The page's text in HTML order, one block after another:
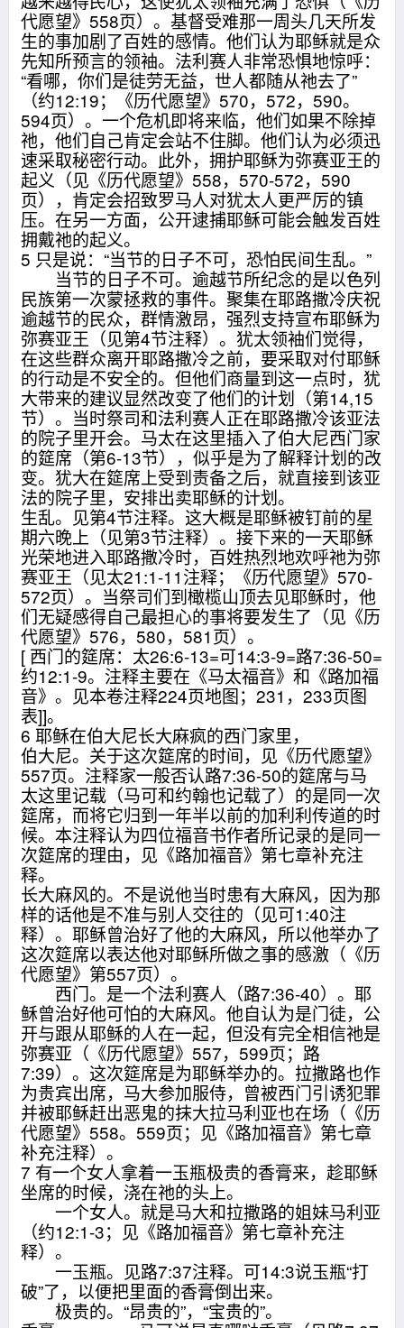
代愿望》558页）。基督受难那一周头几天所发
生的事加剧了百姓的感情。他们认为耶稣就是众
先知所预言的领袖。法利赛人非常恐惧地惊呼：
“看哪，你们是徒劳无益，世人都随从祂去了”
（约12:19；《历代愿望》570，572，590。
594页）。一个危机即将来临，他们如果不除掉
祂，他们自己肯定会站不住脚。他们认为必须迅
速采取秘密行动。此外，拥护耶稣为弥赛亚王的
起义（见《历代愿望》558，570-572，590
页），肯定会招致罗马人对犹太人更严厉的镇
压。在另一方面，公开逮捕耶稣可能会触发百姓
拥戴祂的起义。
5 只是说：“当节的日子不可，恐怕民间生乱。”
当节的日子不可。逾越节所纪念的是以色列
民族第一次蒙拯救的事件。聚集在耶路撒冷庆祝
逾越节的民众，群情激昂，强烈支持宣布耶稣为
弥赛亚王（见第4节注释）。犹太领袖们觉得，
在这些群众离开耶路撒冷之前，要采取对付耶稣
的行动是不安全的。但他们商量到这一点时，犹
大带来的建议显然改变了他们的计划（第14,15
节）。当时祭司和法利赛人正在耶路撒冷该亚法
的院子里开会。马太在这里插入了伯大尼西门家
的筵席（第6-13节），似乎是为了解释计划的改
变。犹大在筵席上受到责备之后，就直接到该亚
法的院子里，安排出卖耶稣的计划。
生乱。见第4节注释。这大概是耶稣被钉前的星
期六晚上（见第3节注释）。接下来的一天耶稣
光荣地进入耶路撒冷时，百姓热烈地欢呼祂为弥
赛亚王（见太21:1-11注释；《历代愿望》570-
572页）。当祭司们到橄榄山顶去见耶稣时，他
们无疑感得自己最担心的事将要发生了（见《历
代愿望》576，580，581页）。
[ 西门的筵席：太26:6-13=可14:3-9=路7:36-50=
约12:1-9。注释主要在《马太福音》和《路加福
音》。见本卷注释224页地图；231，233页图
表]]。
6 耶稣在伯大尼长大麻疯的西门家里，
伯大尼。关于这次筵席的时间，见《历代愿望》
557页。注释家一般否认路7:36-50的筵席与马
太这里记载（马可和约翰也记载了）的是同一次
筵席，而将它归到一年半以前的加利利传道的时
候。本注释认为四位福音书作者所记录的是同一
次筵席的理由，见《路加福音》第七章补充注
释。
长大麻风的。不是说他当时患有大麻风，因为那
样的话他是不准与别人交往的（见可1:40注
释）。耶稣曾治好了他的大麻风，所以他举办了
这次筵席以表达他对耶稣所做之事的感激（《历
代愿望》第557页）。
西门。是一个法利赛人（路7:36-40）。耶
稣曾治好他可怕的大麻风。他自认为是门徒，公
开与跟从耶稣的人在一起，但没有完全相信祂是
弥赛亚（《历代愿望》557，599页；路
7:39）。这次筵席是为耶稣举办的。拉撒路也作
为贵宾出席，马大参加服侍，曾被西门引诱犯罪
并被耶稣赶出恶鬼的抹大拉马利亚也在场（《历
代愿望》558。559页；见《路加福音》第七章
补充注释）。
7 有一个女人拿着一玉瓶极贵的香膏来，趁耶稣
坐席的时候，浇在祂的头上。
一个女人。就是马大和拉撒路的姐妹马利亚
（约12:1-3；见《路加福音》第七章补充注
释）。
一玉瓶。见路7:37注释。可14:3说玉瓶“打
破”了，以便把里面的香膏倒出来。
极贵的。“昂贵的”，“宝贵的”。